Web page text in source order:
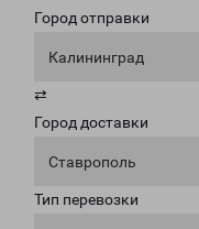
Город отправки
Калининград
⇄
Город доставки
Ставрополь
Тип перевозки